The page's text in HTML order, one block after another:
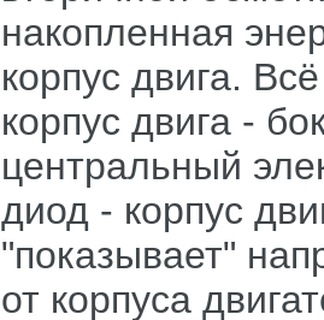
накопленная
корпус двига.
корпус двига -
центральный
диод - корпус
"показывает"
от корпуса